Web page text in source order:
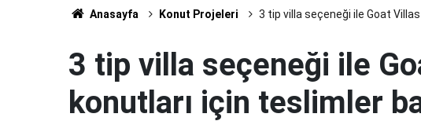
Anasayfa Konut Projeleri 3 tip villa seçeneği ile Goat
3 tip villa seçeneği ile
konutları için teslimler